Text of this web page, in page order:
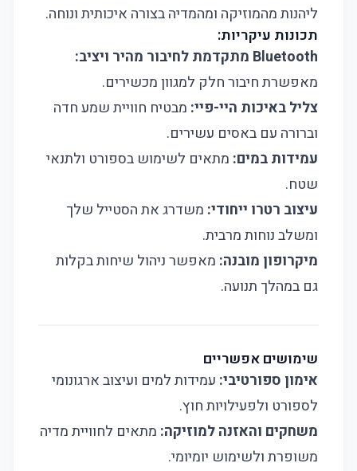
ליהנות מהמוזיקה ומהמדיה בצורה איכותית ונוחה.
תכונות עיקריות:
Bluetooth מתקדמת לחיבור מהיר ויציב:
מאפשרת חיבור חלק למגוון מכשירים.
צליל באיכות היי-פיי: מבטיח חוויית שמע חדה
וברורה עם באסים עשירים.
עמידות במים: מתאים לשימוש בספורט ולתנאי
שטח.
עיצוב רטרו ייחודי: משדרג את הסטייל שלך
ומשלב נוחות מרבית.
מיקרופון מובנה: מאפשר ניהול שיחות בקלות
גם במהלך תנועה.
שימושים אפשריים
אימון ספורטיבי: עמידות למים ועיצוב ארגונומי
לספורט ולפעילויות חוץ.
משחקים והאזנה למוזיקה: מתאים לחוויית מדיה
משופרת ולשימוש יומיומי.